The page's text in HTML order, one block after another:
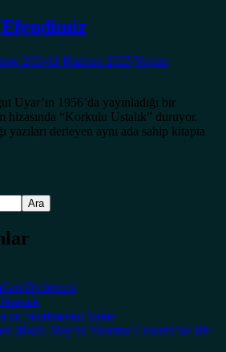
202411 Haziran 2025Yorum
Uyar’ın 1956’da yayınladığı bir
hizasında “Korkulu Ustalık” duruyor.
yazıları derleyen aynı ada sahip kitapta
Ara
Derlemesi
ve Sentimental Value
(Rollo May’in Yaratma Cesareti’ne Bir